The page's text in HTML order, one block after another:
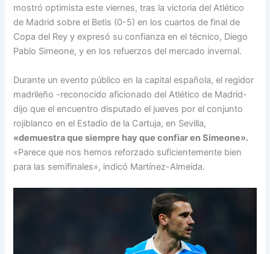
mostró optimista este viernes, tras la victoria del Atlético
de Madrid sobre el Betis (0-5) en los cuartos de final de
Copa del Rey y expresó su confianza en el técnico, Diego
Pablo Simeone, y en los refuerzos del mercado invernal.
Durante un evento público en la capital española, el regidor
madrileño -reconocido aficionado del Atlético de Madrid-
dijo que el encuentro disputado el jueves por el conjunto
rojiblanco en el Estadio de la Cartuja, en Sevilla,
«demuestra que siempre hay que confiar en Simeone».
«Parece que nos hemos reforzado suficientemente bien
para las semifinales», indicó Martínez-Almeida.